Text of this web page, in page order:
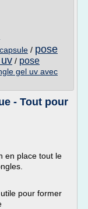
/ pose
/ pose
gel uv avec
- Tout pour
en place tout le
pour former